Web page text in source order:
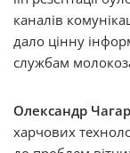
каналів
дало цінну
службам
Олександр
харчових